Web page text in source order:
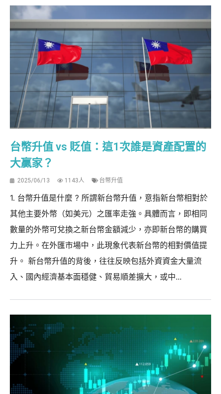
台幣升值 vs 貶值：這1次誰是資產配置的
大贏家？
2025/06/13 1143人 台幣升值
1. 台幣升值是什麼 ? 所謂新台幣升值，意指新台幣相對於
其他主要外幣（如美元）之匯率走強。具體而言，即相同
數量的外幣可兌換之新台幣金額減少，亦即新台幣的購買
力上升。在外匯市場中，此現象代表新台幣的相對價值提
升。 新台幣升值的背後，往往反映包括外資資金大量流
入、國內經濟基本面穩健、貿易順差擴大，或中...